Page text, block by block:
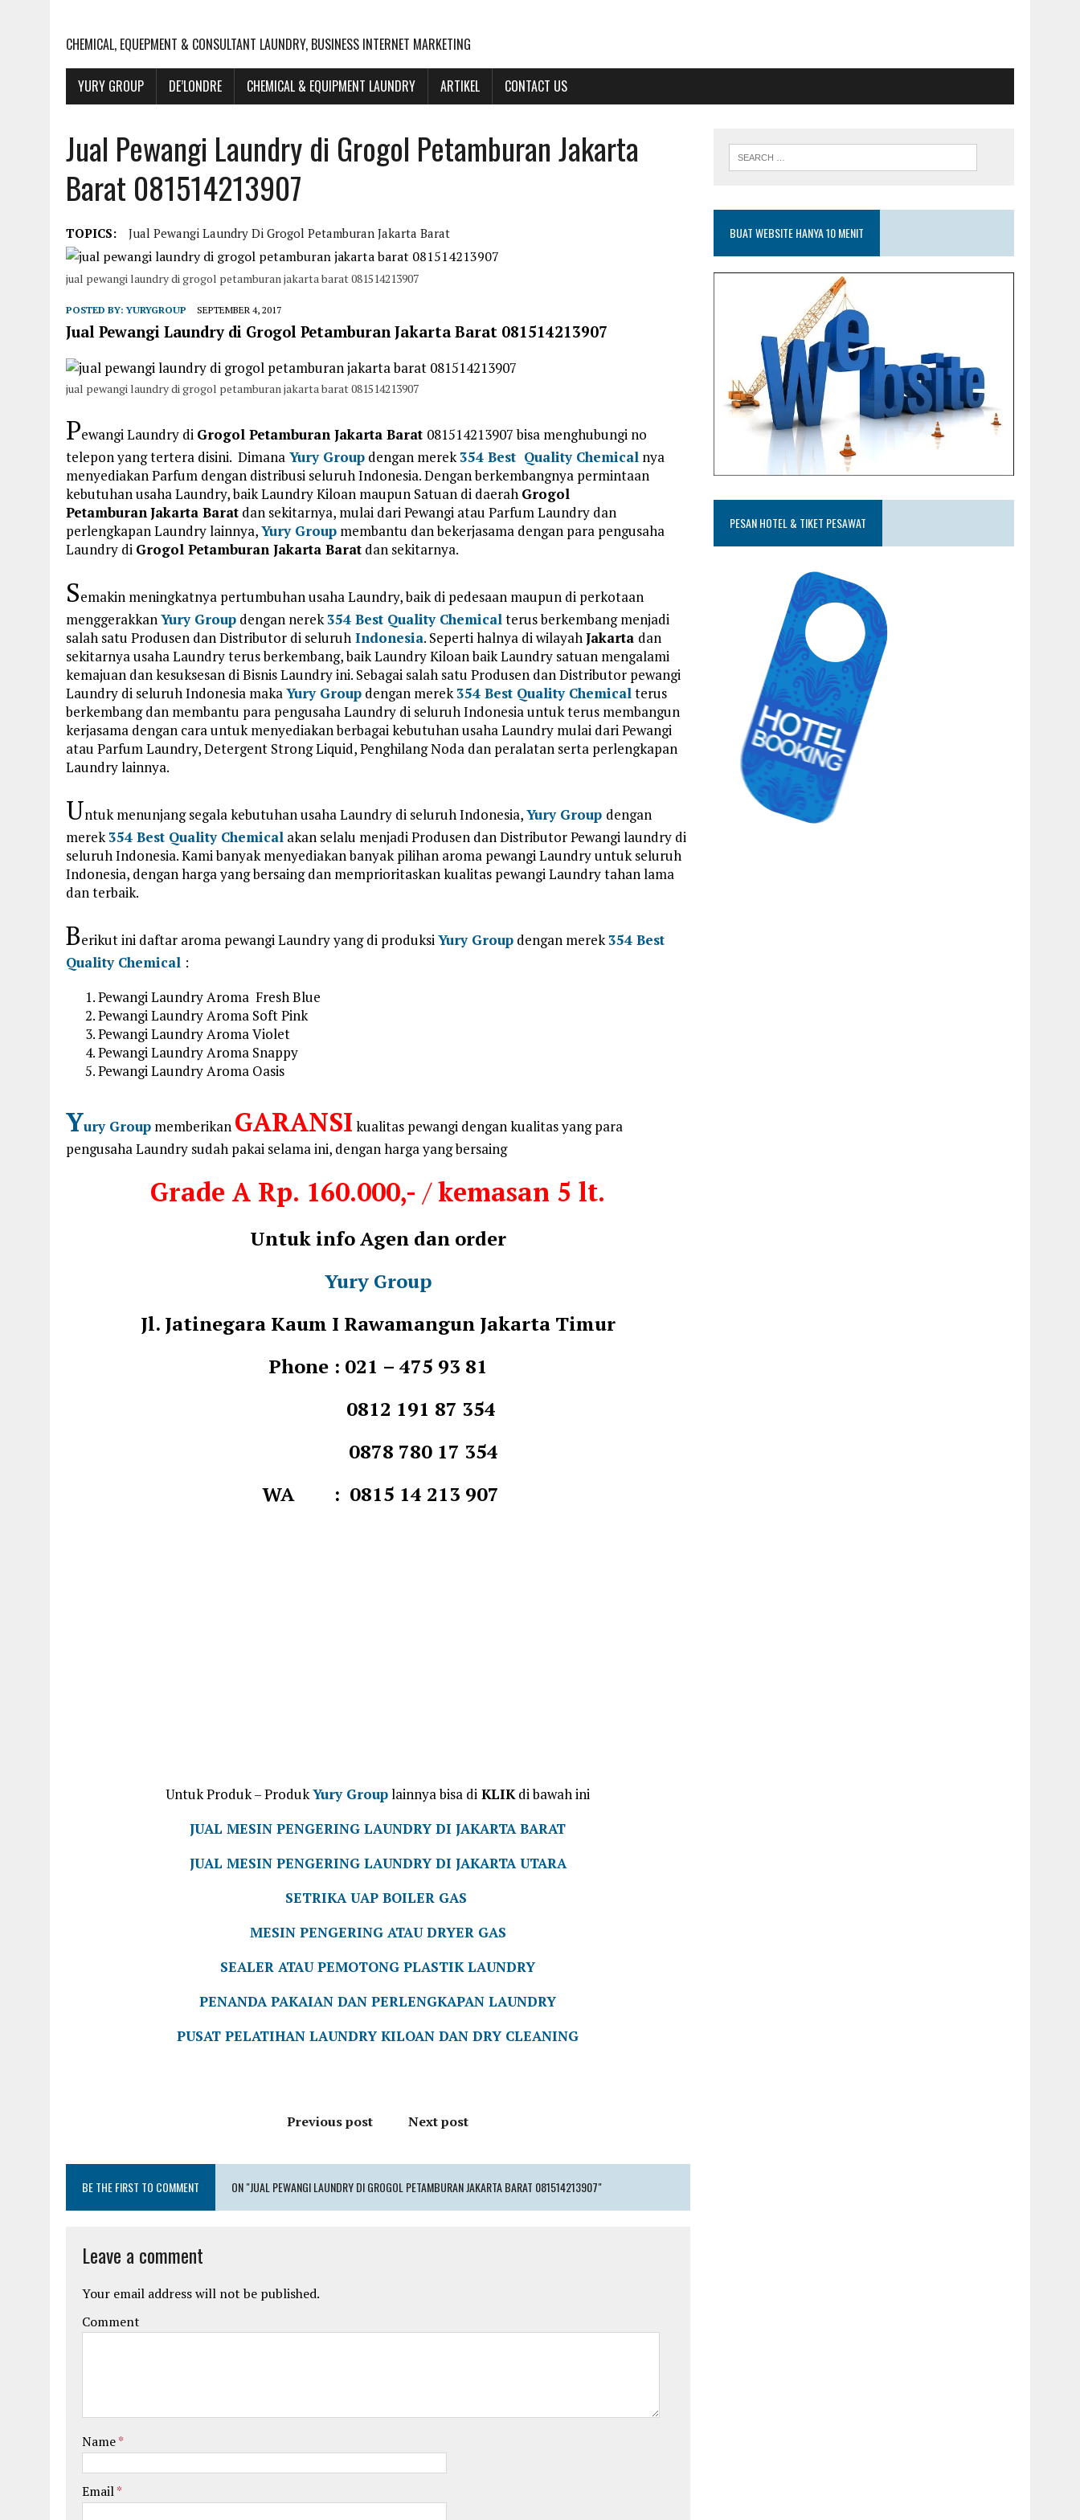
CHEMICAL, EQUEPMENT & CONSULTANT LAUNDRY, BUSINESS INTERNET MARKETING
YURY GROUP DE’LONDRE CHEMICAL & EQUIPMENT LAUNDRY ARTIKEL CONTACT US
Jual Pewangi Laundry di Grogol Petamburan Jakarta
Barat 081514213907
TOPICS: Jual Pewangi Laundry Di Grogol Petamburan Jakarta Barat
jual pewangi laundry di grogol petamburan jakarta barat 081514213907
POSTED BY:YURYGROUP SEPTEMBER 4, 2017
Jual Pewangi Laundry di Grogol Petamburan Jakarta Barat 081514213907
jual pewangi laundry di grogol petamburan jakarta barat 081514213907
Pewangi Laundry di Grogol Petamburan Jakarta Barat 081514213907 bisa menghubungi no
telepon yang tertera disini. Dimana Yury Group dengan merek354 Best Quality Chemical nya
menyediakan Parfum dengan distribusi seluruh Indonesia. Dengan berkembangnya permintaan
kebutuhan usaha Laundry, baik Laundry Kiloan maupun Satuan di daerah Grogol
PetamburanJakarta Barat dan sekitarnya, mulai dari Pewangi atau Parfum Laundry dan
perlengkapan Laundry lainnya,Yury Group membantu dan bekerjasama dengan para pengusaha
Laundry di Grogol Petamburan Jakarta Barat dan sekitarnya.
Semakin meningkatnya pertumbuhan usaha Laundry, baik di pedesaan maupun di perkotaan
menggerakkanYury Group dengan nerek354 Best Quality Chemicalterus berkembang menjadi
salah satu Produsen dan Distributor di seluruh Indonesia. Seperti halnya di wilayahJakarta dan
sekitarnya usaha Laundry terus berkembang, baik Laundry Kiloan baik Laundry satuan mengalami
kemajuan dan kesuksesan di Bisnis Laundry ini. Sebagai salah satu Produsen dan Distributor pewangi
Laundry di seluruh Indonesia makaYury Group dengan merek354 Best Quality Chemicalterus
berkembang dan membantu para pengusaha Laundry di seluruh Indonesia untuk terus membangun
kerjasama dengan cara untuk menyediakan berbagai kebutuhan usaha Laundry mulai dari Pewangi
atau Parfum Laundry, Detergent Strong Liquid, Penghilang Noda dan peralatan serta perlengkapan
Laundry lainnya.
Untuk menunjang segala kebutuhan usaha Laundry di seluruh Indonesia,Yury Group dengan
merek354 Best Quality Chemical akan selalu menjadi Produsen dan Distributor Pewangi laundry di
seluruh Indonesia. Kami banyak menyediakan banyak pilihan aroma pewangi Laundry untuk seluruh
Indonesia, dengan harga yang bersaing dan memprioritaskan kualitas pewangi Laundry tahan lama
dan terbaik.
Berikut ini daftar aroma pewangi Laundry yang di produksiYury Group dengan merek354 Best
Quality Chemical :
Pewangi Laundry Aroma Fresh Blue
Pewangi Laundry Aroma Soft Pink
Pewangi Laundry Aroma Violet
Pewangi Laundry Aroma Snappy
Pewangi Laundry Aroma Oasis
Yury Group memberikan GARANSI kualitas pewangi dengan kualitas yang para
pengusaha Laundry sudah pakai selama ini, dengan harga yang bersaing
Grade A Rp. 160.000,- /kemasan 5 lt.
Untuk info Agen dan order
Yury Group
Jl. Jatinegara Kaum I Rawamangun Jakarta Timur
Phone : 021 – 475 93 81
0812 191 87 354
0878 780 17 354
WA : 0815 14 213 907
Untuk Produk – ProdukYury Grouplainnya bisa di KLIKdi bawah ini
JUAL MESIN PENGERING LAUNDRY DI JAKARTA BARAT
JUAL MESIN PENGERING LAUNDRY DI JAKARTA UTARA
SETRIKA UAP BOILER GAS
MESIN PENGERING ATAU DRYER GAS
SEALER ATAU PEMOTONG PLASTIK LAUNDRY
PENANDA PAKAIAN DAN PERLENGKAPAN LAUNDRY
PUSAT PELATIHAN LAUNDRY KILOAN DAN DRY CLEANING
Previous post Next post
BE THE FIRST TO COMMENT ON "JUAL PEWANGI LAUNDRY DI GROGOL PETAMBURAN JAKARTA BARAT 081514213907"
Leave a comment
Your email address will not be published.
Comment
Name*
Email*
BUAT WEBSITE HANYA 10 MENIT
PESAN HOTEL & TIKET PESAWAT